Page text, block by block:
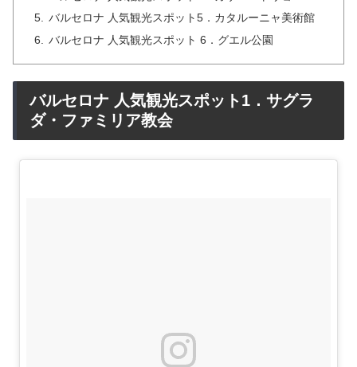
バルセロナ 人気観光スポット5．カタルーニャ美術館
バルセロナ 人気観光スポット 6．グエル公園
バルセロナ 人気観光スポット1．サグラ
ダ・ファミリア教会